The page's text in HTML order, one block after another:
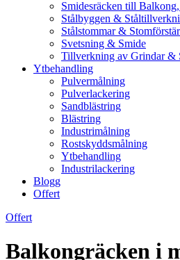
Smidesräcken till
Stålbyggen &
Stålstommar &
Svetsning & Smide
Tillverkning av Grindar &
Ytbehandling
Pulvermålning
Pulverlackering
Sandblästring
Blästring
Industrimålning
Rostskyddsmålning
Ytbehandling
Industrilackering
Blogg
Offert
Offert
Balkongräcken i